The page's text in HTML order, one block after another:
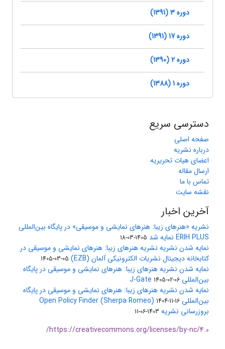
دوره 3 (1391)
دوره 17 (1391)
دوره 2 (1390)
دوره 1 (1388)
دسترسی سریع
صفحه اصلی
درباره نشریه
اعضای هیات تحریریه
ارسال مقاله
تماس با ما
نقشه سایت
آخرین اخبار
نشریه «هنرهای زیبا: هنرهای نمایشی و موسیقی» در پایگاه بین‌المللی
ERIH PLUS نمایه شد
1405-03-18
نمایه شدن نشریه نشریه هنرهای زیبا: هنرهای نمایشی و موسیقی در
کتابخانه دیجیتال نشریات الکترونیکی آلمان (EZB)
1405-03-05
نمایه شدن نشریه هنرهای زیبا: هنرهای نمایشی و موسیقی در پایگاه
بین‌المللی J-Gate 1405-02-06
نمایه شدن نشریه هنرهای زیبا: هنرهای نمایشی و موسیقی در پایگاه
بین‌المللی Open Policy Finder (Sherpa Romeo) 1404-11-16
بروزرسانی نشریه 1403-06-11
https://creativecommons.org/licenses/by-nc/4.0/